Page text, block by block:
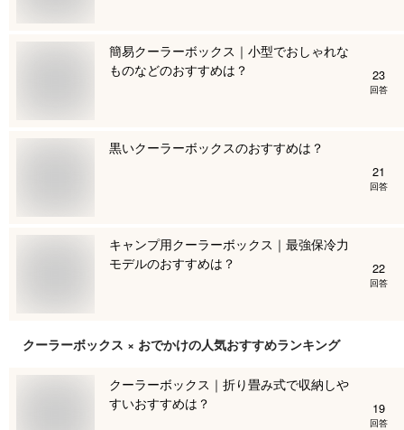
簡易クーラーボックス｜小型でおしゃれな
ものなどのおすすめは？
23
回答
黒いクーラーボックスのおすすめは？
21
回答
キャンプ用クーラーボックス｜最強保冷力
モデルのおすすめは？
22
回答
クーラーボックス × おでかけの人気おすすめランキング
クーラーボックス｜折り畳み式で収納しや
すいおすすめは？
19
回答